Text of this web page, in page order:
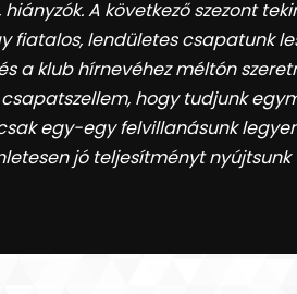
A következő szezont
fiatalos, lendületes csapatunk
a klub hírnevéhez méltón
hogy tudjunk
egy-egy felvillanásunk
jó teljesítményt nyújtsunk